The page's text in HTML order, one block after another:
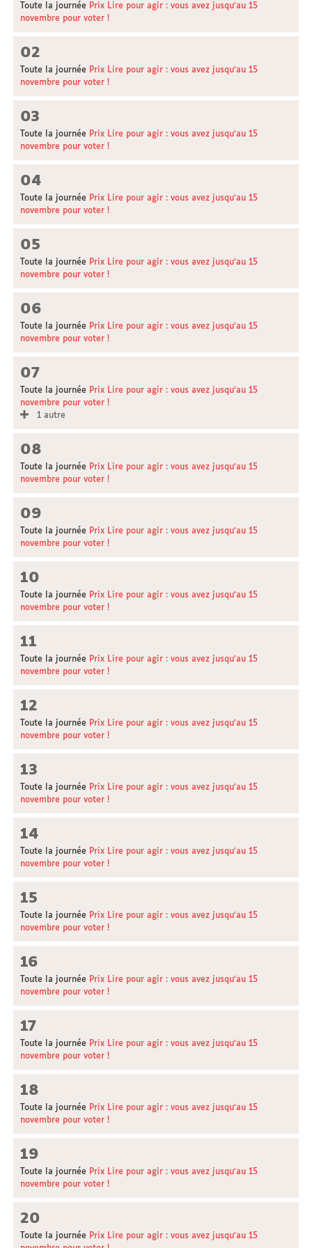
Toute la journée Prix Lire pour agir : vous avez jusqu'au 15
novembre pour voter !
02
Toute la journée Prix Lire pour agir : vous avez jusqu'au 15
novembre pour voter !
03
Toute la journée Prix Lire pour agir : vous avez jusqu'au 15
novembre pour voter !
04
Toute la journée Prix Lire pour agir : vous avez jusqu'au 15
novembre pour voter !
05
Toute la journée Prix Lire pour agir : vous avez jusqu'au 15
novembre pour voter !
06
Toute la journée Prix Lire pour agir : vous avez jusqu'au 15
novembre pour voter !
07
Toute la journée Prix Lire pour agir : vous avez jusqu'au 15
novembre pour voter !
1 autre
08
Toute la journée Prix Lire pour agir : vous avez jusqu'au 15
novembre pour voter !
09
Toute la journée Prix Lire pour agir : vous avez jusqu'au 15
novembre pour voter !
10
Toute la journée Prix Lire pour agir : vous avez jusqu'au 15
novembre pour voter !
11
Toute la journée Prix Lire pour agir : vous avez jusqu'au 15
novembre pour voter !
12
Toute la journée Prix Lire pour agir : vous avez jusqu'au 15
novembre pour voter !
13
Toute la journée Prix Lire pour agir : vous avez jusqu'au 15
novembre pour voter !
14
Toute la journée Prix Lire pour agir : vous avez jusqu'au 15
novembre pour voter !
15
Toute la journée Prix Lire pour agir : vous avez jusqu'au 15
novembre pour voter !
16
Toute la journée Prix Lire pour agir : vous avez jusqu'au 15
novembre pour voter !
17
Toute la journée Prix Lire pour agir : vous avez jusqu'au 15
novembre pour voter !
18
Toute la journée Prix Lire pour agir : vous avez jusqu'au 15
novembre pour voter !
19
Toute la journée Prix Lire pour agir : vous avez jusqu'au 15
novembre pour voter !
20
Toute la journée Prix Lire pour agir : vous avez jusqu'au 15